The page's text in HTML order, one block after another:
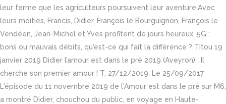
leur ferme que les agriculteurs poursuivent leur aventure.Avec
leurs moitiés, Francis, Didier, François le Bourguignon, François le
Vendéen, Jean-Michel et Yves profitent de jours heureux. 5G :
bons ou mauvais débits, qu'est-ce qui fait la différence ? Titou 19
janvier 2019 Didier l’amour est dans le pré 2019 (Aveyron) : Il
cherche son premier amour ! T. 27/12/2019. Le 25/09/2017
L'épisode du 11 novembre 2019 de l'Amour est dans le pré sur M6,
a montré Didier, chouchou du public, en voyage en Haute-